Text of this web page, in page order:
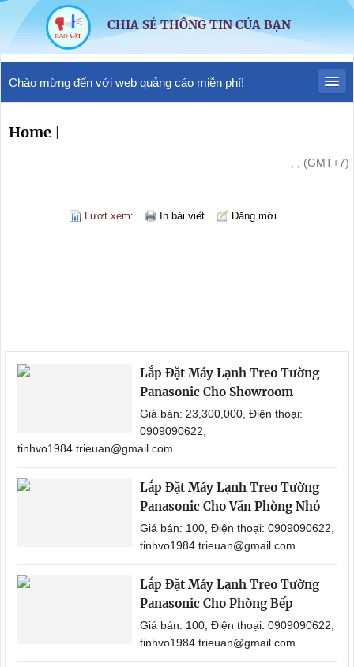
CHIA SẺ THÔNG TIN CỦA BẠN
Chào mừng đến với web quảng cáo miễn phí!
Home
, , (GMT+7)
Lượt xem: In bài viết Đăng mới
Lắp Đặt Máy Lạnh Treo Tường
Panasonic Cho Showroom
Giá bán: 23,300,000, Điện thoại:
0909090622,
tinhvo1984.trieuan@gmail.com
Lắp Đặt Máy Lạnh Treo Tường
Panasonic Cho Văn Phòng Nhỏ
Giá bán: 100, Điện thoại: 0909090622,
tinhvo1984.trieuan@gmail.com
Lắp Đặt Máy Lạnh Treo Tường
Panasonic Cho Phòng Bếp
Giá bán: 100, Điện thoại: 0909090622,
tinhvo1984.trieuan@gmail.com